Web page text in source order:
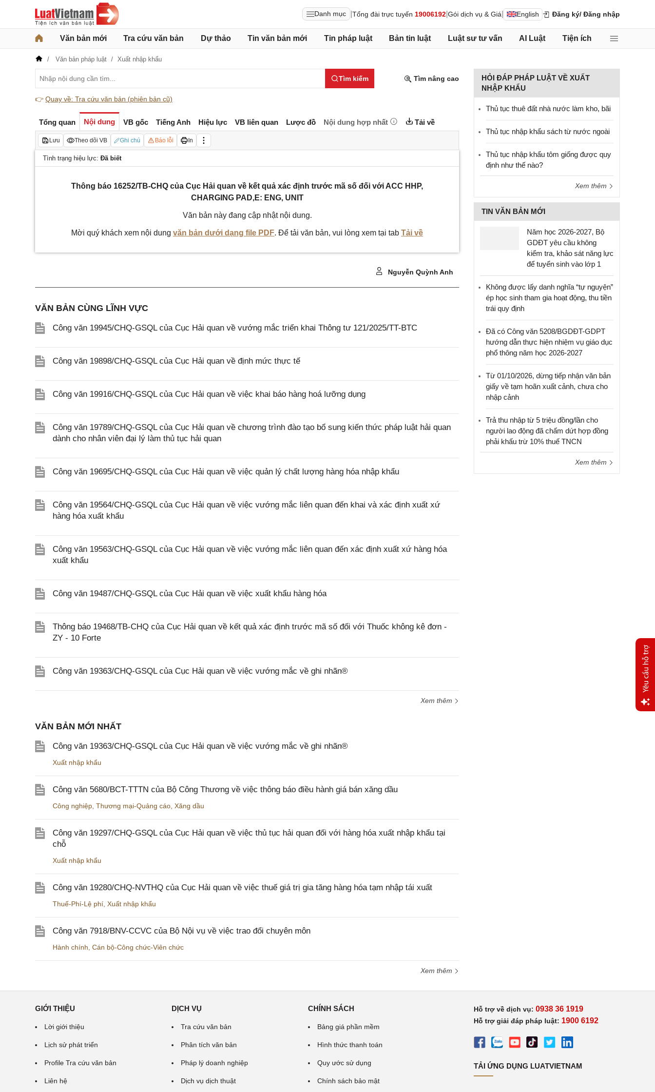
Danh mục Tổng đài trực tuyến 19006192 Gói dịch vụ & Giá English Đăng ký/ Đăng nhập
Văn bản mới Tra cứu văn bản Dự thảo Tin văn bản mới Tin pháp luật Bản tin luật Luật sư tư vấn AI Luật Tiện ích
Văn bản pháp luật Xuất nhập khẩu
Tìm kiếm Tìm nâng cao
👉 Quay về: Tra cứu văn bản (phiên bản cũ)
Tổng quan Nội dung VB gốc Tiếng Anh Hiệu lực VB liên quan Lược đồ Nội dung hợp nhất Tải về
Lưu Theo dõi VB Ghi chú Báo lỗi In
Tình trạng hiệu lực: Đã biết
Thông báo 16252/TB-CHQ của Cục Hải quan về kết quả xác định trước mã số đối với ACC HHP,
CHARGING PAD,E: ENG, UNIT
Văn bản này đang cập nhật nội dung.
Mời quý khách xem nội dung văn bản dưới dạng file PDF. Để tải văn bản, vui lòng xem tại tab Tải về
Nguyễn Quỳnh Anh
VĂN BẢN CÙNG LĨNH VỰC
Công văn 19945/CHQ-GSQL của Cục Hải quan về vướng mắc triển khai Thông tư 121/2025/TT-BTC
Công văn 19898/CHQ-GSQL của Cục Hải quan về định mức thực tế
Công văn 19916/CHQ-GSQL của Cục Hải quan về việc khai báo hàng hoá lưỡng dụng
Công văn 19789/CHQ-GSQL của Cục Hải quan về chương trình đào tạo bổ sung kiến thức pháp luật hải quan
dành cho nhân viên đại lý làm thủ tục hải quan
Công văn 19695/CHQ-GSQL của Cục Hải quan về việc quản lý chất lượng hàng hóa nhập khẩu
Công văn 19564/CHQ-GSQL của Cục Hải quan về việc vướng mắc liên quan đến khai và xác định xuất xứ
hàng hóa xuất khẩu
Công văn 19563/CHQ-GSQL của Cục Hải quan về việc vướng mắc liên quan đến xác định xuất xứ hàng hóa
xuất khẩu
Công văn 19487/CHQ-GSQL của Cục Hải quan về việc xuất khẩu hàng hóa
Thông báo 19468/TB-CHQ của Cục Hải quan về kết quả xác định trước mã số đối với Thuốc không kê đơn -
ZY - 10 Forte
Công văn 19363/CHQ-GSQL của Cục Hải quan về việc vướng mắc về ghi nhãn®
Xem thêm
VĂN BẢN MỚI NHẤT
Công văn 19363/CHQ-GSQL của Cục Hải quan về việc vướng mắc về ghi nhãn®
Xuất nhập khẩu
Công văn 5680/BCT-TTTN của Bộ Công Thương về việc thông báo điều hành giá bán xăng dầu
Công nghiệp Thương mại-Quảng cáo Xăng dầu
Công văn 19297/CHQ-GSQL của Cục Hải quan về việc thủ tục hải quan đối với hàng hóa xuất nhập khẩu tại
chỗ
Xuất nhập khẩu
Công văn 19280/CHQ-NVTHQ của Cục Hải quan về việc thuế giá trị gia tăng hàng hóa tạm nhập tái xuất
Thuế-Phí-Lệ phí Xuất nhập khẩu
Công văn 7918/BNV-CCVC của Bộ Nội vụ về việc trao đổi chuyên môn
Hành chính Cán bộ-Công chức-Viên chức
Xem thêm
HỎI ĐÁP PHÁP LUẬT VỀ XUẤT
NHẬP KHẨU
Thủ tục thuê đất nhà nước làm kho, bãi
Thủ tục nhập khẩu sách từ nước ngoài
Thủ tục nhập khẩu tôm giống được quy
định như thế nào?
Xem thêm
TIN VĂN BẢN MỚI
Năm học 2026-2027, Bộ
GDĐT yêu cầu không
kiểm tra, khảo sát năng lực
để tuyển sinh vào lớp 1
Không được lấy danh nghĩa “tự nguyện”
ép học sinh tham gia hoạt động, thu tiền
trái quy định
Đã có Công văn 5208/BGDĐT-GDPT
hướng dẫn thực hiện nhiệm vụ giáo dục
phổ thông năm học 2026-2027
Từ 01/10/2026, dừng tiếp nhận văn bản
giấy về tạm hoãn xuất cảnh, chưa cho
nhập cảnh
Trả thu nhập từ 5 triệu đồng/lần cho
người lao động đã chấm dứt hợp đồng
phải khấu trừ 10% thuế TNCN
Xem thêm
GIỚI THIỆU
Lời giới thiệu
Lịch sử phát triển
Profile Tra cứu văn bản
Liên hệ
DỊCH VỤ
Tra cứu văn bản
Phân tích văn bản
Pháp lý doanh nghiệp
Dịch vụ dịch thuật
CHÍNH SÁCH
Bảng giá phần mềm
Hình thức thanh toán
Quy ước sử dụng
Chính sách bảo mật
Hỗ trợ về dịch vụ: 0938 36 1919
Hỗ trợ giải đáp pháp luật: 1900 6192
TẢI ỨNG DỤNG LUATVIETNAM